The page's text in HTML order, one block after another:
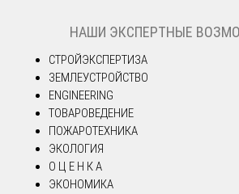
НАШИ ЭКСПЕРТНЫЕ
СТРОЙЭКСПЕРТИЗА
ЗЕМЛЕУСТРОЙСТВО
ENGINEERING
ТОВАРОВЕДЕНИЕ
ПОЖАРОТЕХНИКА
ЭКОЛОГИЯ
О Ц Е Н К А
ЭКОНОМИКА